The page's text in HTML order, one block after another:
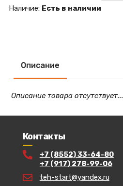
Наличие: Есть в наличии
Описание
Описание товара отсутствует...
Контакты
+7 (8552) 33-64-80
+7 (917) 278-99-06
teh-start@yandex.ru